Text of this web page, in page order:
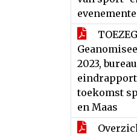
2023,
toekomst
en Maas